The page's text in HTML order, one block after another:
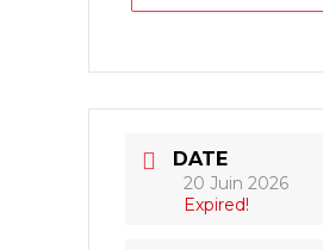
DATE
20 Juin 2026
Expired!